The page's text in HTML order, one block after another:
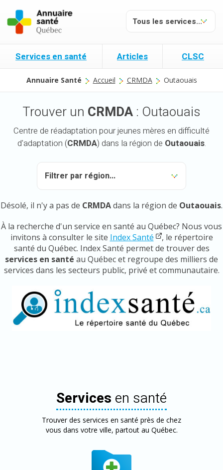
Services en santé Articles CLSC
Annuaire Santé Accueil CRMDA Outaouais
Trouver un CRMDA : Outaouais
Centre de réadaptation pour jeunes mères en difficulté
d'adaptation (CRMDA) dans la région de Outaouais.
Désolé, il n'y a pas de CRMDAdans la région de Outaouais.
À la recherche d'un service en santé au Québec? Nous vous
invitons à consulter le site Index Santé
, le répertoire
santé du Québec. Index Santé permet de trouver des
services en santé au Québec et regroupe des milliers de
services dans les secteurs public, privé et communautaire.
Services en santé
Trouver des services en santé près de chez
vous dans votre ville, partout au Québec.